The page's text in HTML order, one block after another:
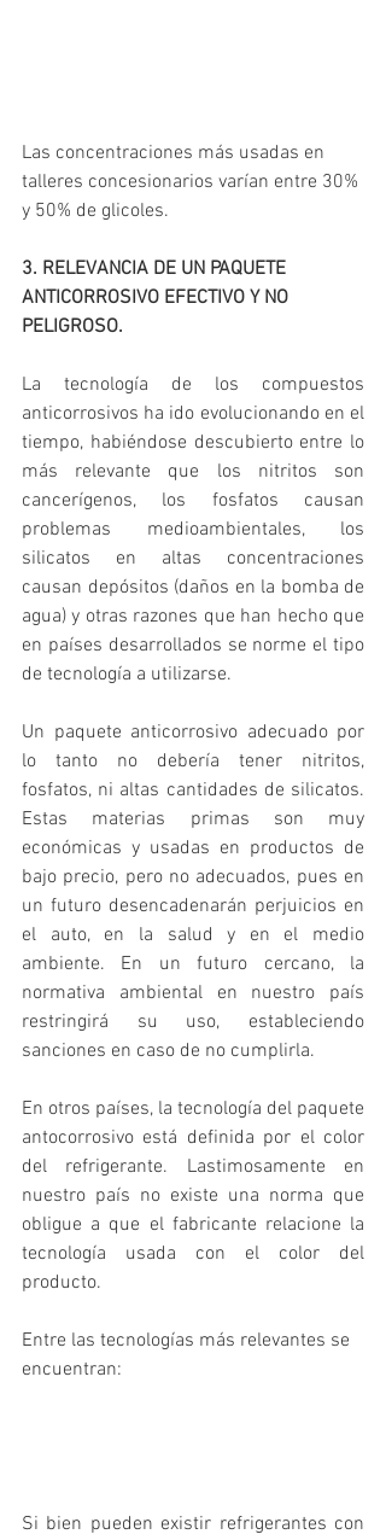
Las concentraciones más usadas en
talleres concesionarios varían entre 30%
y 50% de glicoles.
3. RELEVANCIA DE UN PAQUETE
ANTICORROSIVO EFECTIVO Y NO
PELIGROSO.
La tecnología de los compuestos
anticorrosivos ha ido evolucionando en el
tiempo, habiéndose descubierto entre lo
más relevante que los nitritos son
cancerígenos, los fosfatos causan
problemas medioambientales, los
silicatos en altas concentraciones
causan depósitos (daños en la bomba de
agua) y otras razones que han hecho que
en países desarrollados se norme el tipo
de tecnología a utilizarse.
Un paquete anticorrosivo adecuado por
lo tanto no debería tener nitritos,
fosfatos, ni altas cantidades de silicatos.
Estas materias primas son muy
económicas y usadas en productos de
bajo precio, pero no adecuados, pues en
un futuro desencadenarán perjuicios en
el auto, en la salud y en el medio
ambiente. En un futuro cercano, la
normativa ambiental en nuestro país
restringirá su uso, estableciendo
sanciones en caso de no cumplirla.
En otros países, la tecnología del paquete
antocorrosivo está definida por el color
del refrigerante. Lastimosamente en
nuestro país no existe una norma que
obligue a que el fabricante relacione la
tecnología usada con el color del
producto.
Entre las tecnologías más relevantes se
encuentran:
Si bien pueden existir refrigerantes con